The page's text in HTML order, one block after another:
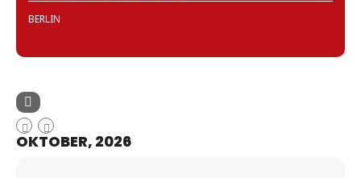
BERLIN
OKTOBER, 2026